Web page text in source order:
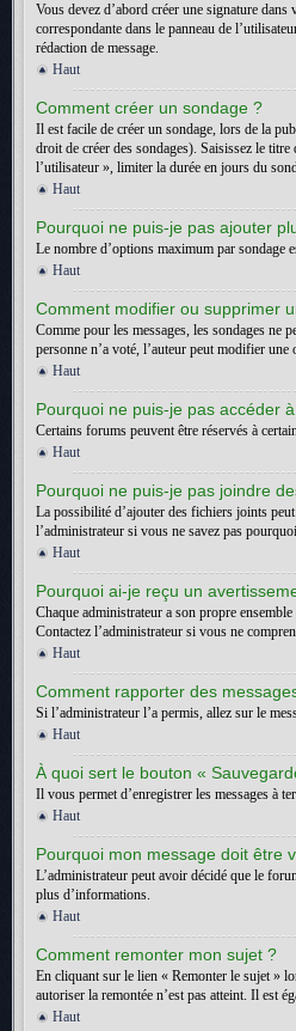
Vous devez d’abord créer une signature
correspondante dans le panneau de
rédaction de message.
Haut
Comment créer un sondage ?
Il est facile de créer un sondage, lors de la
droit de créer des sondages). Saisissez le
l’utilisateur », limiter la durée en jours du
Haut
Pourquoi ne puis-je pas ajouter
Le nombre d’options maximum par sondage
Haut
Comment modifier ou supprimer
Comme pour les messages, les sondages ne
personne n’a voté, l’auteur peut modifier
Haut
Pourquoi ne puis-je pas accéder
Certains forums peuvent être réservés à
Haut
Pourquoi ne puis-je pas joindre
La possibilité d’ajouter des fichiers joints
l’administrateur si vous ne savez pas
Haut
Pourquoi ai-je reçu un
Chaque administrateur a son propre
Contactez l’administrateur si vous ne
Haut
Comment rapporter des
Si l’administrateur l’a permis, allez sur le
Haut
À quoi sert le bouton «
Il vous permet d’enregistrer les messages à
Haut
Pourquoi mon message doit être
L’administrateur peut avoir décidé que le
plus d’informations.
Haut
Comment remonter mon sujet ?
En cliquant sur le lien « Remonter le sujet »
autoriser la remontée n’est pas atteint. Il est
Haut